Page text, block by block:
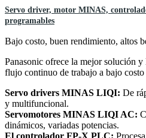
Servo driver, motor MINAS,
programables
Bajo costo, buen rendimiento, altos
Panasonic ofrece la mejor solución y
flujo continuo de trabajo a bajo
Servo drivers MINAS LIQI: De
y multifuncional.
Servomotores MINAS LIQI AC:
dinámicos, variadas potencias.